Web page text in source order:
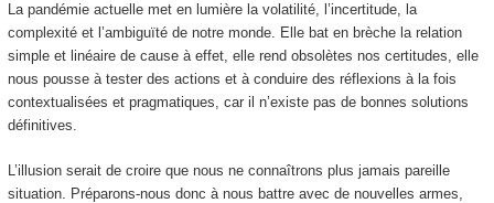
La pandémie actuelle met en lumière la volatilité, l’incertitude, la
complexité et l’ambiguïté de notre monde. Elle bat en brèche la relation
simple et linéaire de cause à effet, elle rend obsolètes nos certitudes, elle
nous pousse à tester des actions et à conduire des réflexions à la fois
contextualisées et pragmatiques, car il n’existe pas de bonnes solutions
définitives.
L’illusion serait de croire que nous ne connaîtrons plus jamais pareille
situation. Préparons-nous donc à nous battre avec de nouvelles armes,